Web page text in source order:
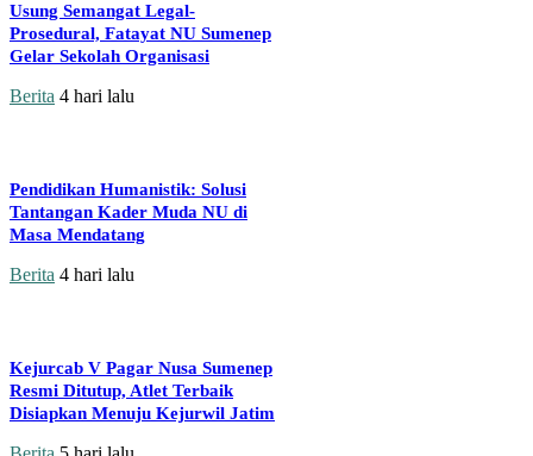
Usung Semangat Legal-
Prosedural, Fatayat NU Sumenep
Gelar Sekolah Organisasi
Berita 4 hari lalu
Pendidikan Humanistik: Solusi
Tantangan Kader Muda NU di
Masa Mendatang
Berita 4 hari lalu
Kejurcab V Pagar Nusa Sumenep
Resmi Ditutup, Atlet Terbaik
Disiapkan Menuju Kejurwil Jatim